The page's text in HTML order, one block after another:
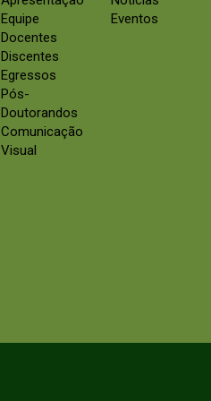
Equipe
Docentes
Discentes
Egressos
Pós-
Doutorandos
Comunicação
Visual
Eventos